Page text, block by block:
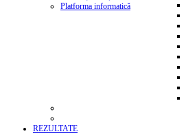
Platforma informatică
REZULTATE